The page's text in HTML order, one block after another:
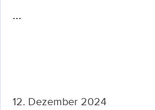
...
12. Dezember 2024